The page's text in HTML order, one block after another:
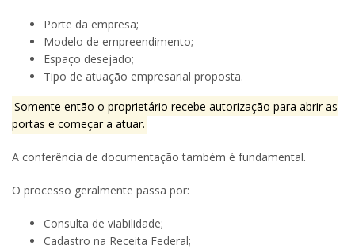
Porte da empresa;
Modelo de empreendimento;
Espaço desejado;
Tipo de atuação empresarial proposta.
Somente então o proprietário recebe autorização para abrir as
portas e começar a atuar.
A conferência de documentação também é fundamental.
O processo geralmente passa por:
Consulta de viabilidade;
Cadastro na Receita Federal;